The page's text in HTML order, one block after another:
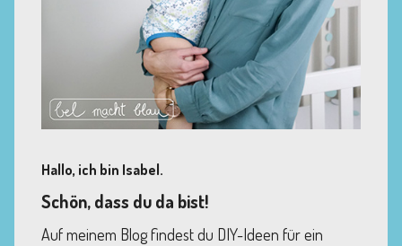
Hallo, ich bin Isabel.
Schön, dass du da bist!
Auf meinem Blog findest du DIY-Ideen für ein